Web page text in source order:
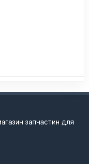
запчастин для